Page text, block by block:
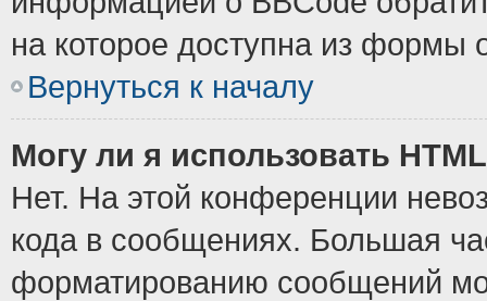
на которое доступна из формы
Вернуться к началу
Могу ли я использовать
Нет. На этой конференции
кода в сообщениях. Большая
форматированию сообщений